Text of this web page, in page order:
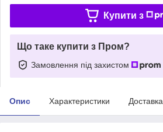
Купити з
Що таке купити з Пром?
Замовлення під захистом
Опис Характеристики Доставка